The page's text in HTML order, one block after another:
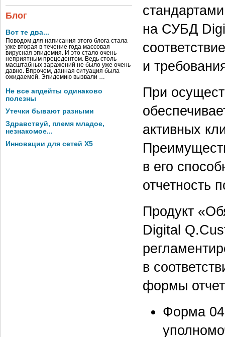
Блог
Вот те два...
Поводом для написания этого блога стала
уже вторая в течение года массовая
вирусная эпидемия. И это стало очень
неприятным прецедентом. Ведь столь
масштабных заражений не было уже очень
давно. Впрочем, данная ситуация была
ожидаемой. Эпидемию вызвали …
Не все апдейты одинаково
полезны
Утечки бывают разными
Здравствуй, племя младое,
незнакомое...
Инновации для сетей X5
на СУБД
и
При
активных
в его
отчетность
Продукт
Digital
в
формы
Форма